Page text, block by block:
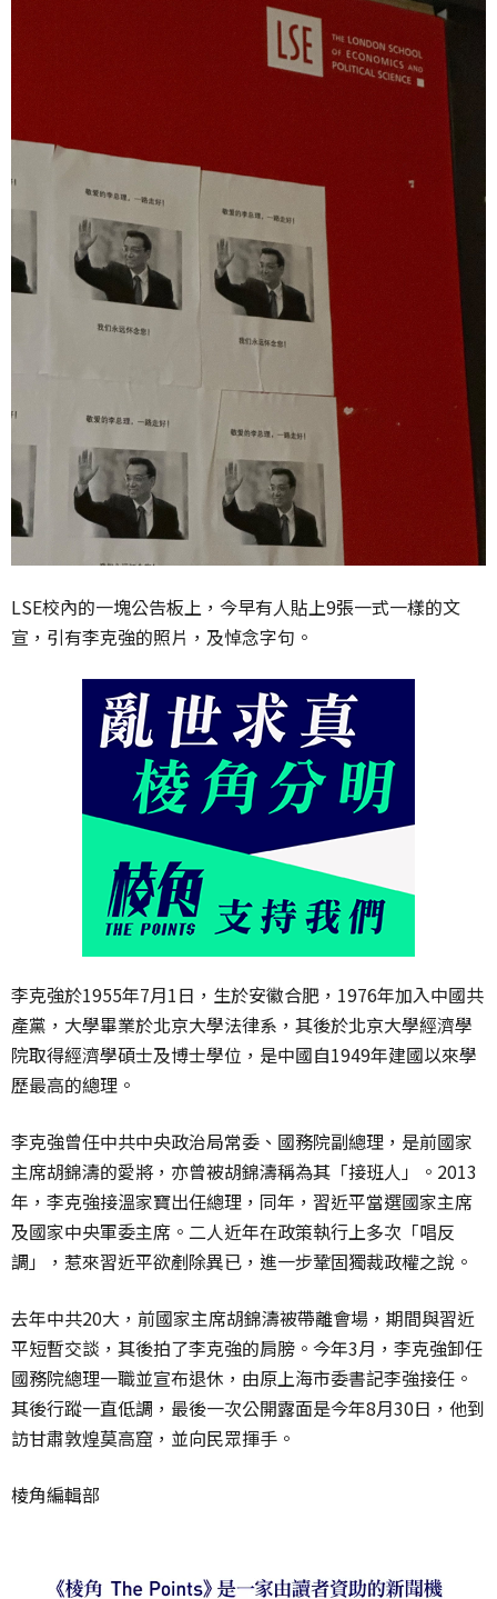
LSE校內的一塊公告板上，今早有人貼上9張一式一樣的文
宣，引有李克強的照片，及悼念字句。
李克強於1955年7月1日，生於安徽合肥，1976年加入中國共
產黨，大學畢業於北京大學法律系，其後於北京大學經濟學
院取得經濟學碩士及博士學位，是中國自1949年建國以來學
歷最高的總理。
李克強曾任中共中央政治局常委、國務院副總理，是前國家
主席胡錦濤的愛將，亦曾被胡錦濤稱為其「接班人」。2013
年，李克強接溫家寶出任總理，同年，習近平當選國家主席
及國家中央軍委主席。二人近年在政策執行上多次「唱反
調」，惹來習近平欲剷除異已，進一步鞏固獨裁政權之說。
去年中共20大，前國家主席胡錦濤被帶離會場，期間與習近
平短暫交談，其後拍了李克強的肩膀。今年3月，李克強卸任
國務院總理一職並宣布退休，由原上海市委書記李強接任。
其後行蹤一直低調，最後一次公開露面是今年8月30日，他到
訪甘肅敦煌莫高窟，並向民眾揮手。
棱角編輯部